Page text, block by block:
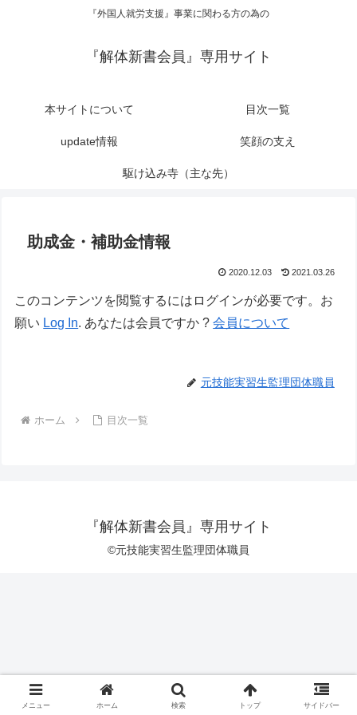
『外国人就労支援』事業に関わる方の為の
『解体新書会員』専用サイト
本サイトについて 目次一覧
update情報 笑顔の支え
駆け込み寺（主な先）
助成金・補助金情報
2020.12.03 2021.03.26
このコンテンツを閲覧するにはログインが必要です。お
願い Log In. あなたは会員ですか ?会員について
元技能実習生監理団体職員
ホーム 目次一覧
『解体新書会員』専用サイト
©元技能実習生監理団体職員
メニュー ホーム 検索 トップ サイドバー